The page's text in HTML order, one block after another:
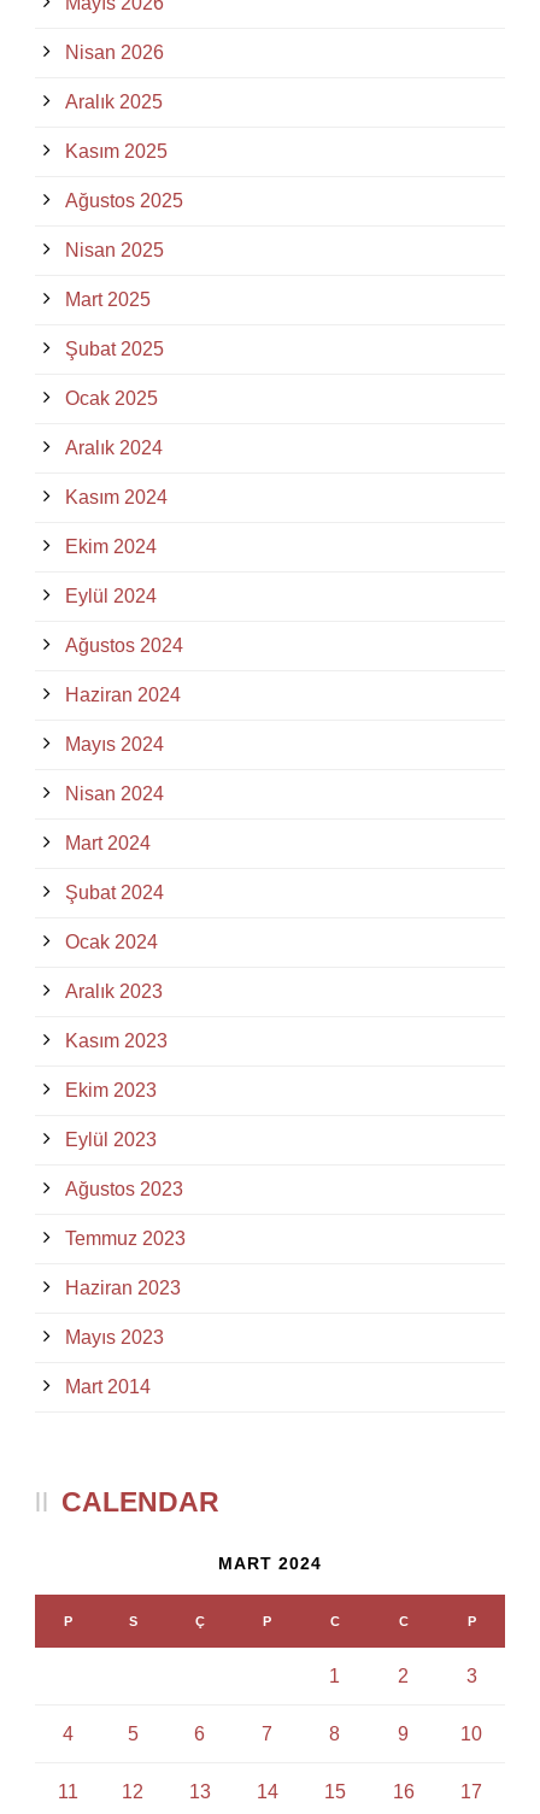
Nisan 2026
Aralık 2025
Kasım 2025
Ağustos 2025
Nisan 2025
Mart 2025
Şubat 2025
Ocak 2025
Aralık 2024
Kasım 2024
Ekim 2024
Eylül 2024
Ağustos 2024
Haziran 2024
Mayıs 2024
Nisan 2024
Mart 2024
Şubat 2024
Ocak 2024
Aralık 2023
Kasım 2023
Ekim 2023
Eylül 2023
Ağustos 2023
Temmuz 2023
Haziran 2023
Mayıs 2023
Mart 2014
CALENDAR
MART 2024
P S Ç P C C P
1 2 3
4 5 6 7 8 9 10
11 12 13 14 15 16 17